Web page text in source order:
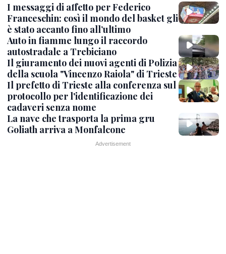
I messaggi di affetto per Federico
Franceschin: così il mondo del basket gli
è stato accanto fino all’ultimo
Auto in fiamme lungo il raccordo
autostradale a Trebiciano
Il giuramento dei nuovi agenti di Polizia
della scuola "Vincenzo Raiola" di Trieste
Il prefetto di Trieste alla conferenza sul
protocollo per l'identificazione dei
cadaveri senza nome
La nave che trasporta la prima gru
Goliath arriva a Monfalcone